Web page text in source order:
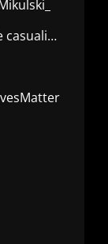
casuali…